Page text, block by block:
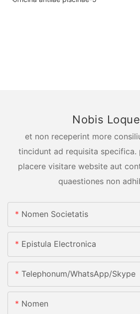
Nobis
et non receperint more
tincidunt ad requisita specifica.
placere visitare website aut
quaestiones non
Nomen Societatis
Epistula Electronica
Telephonum/whatsApp/skype
Nomen